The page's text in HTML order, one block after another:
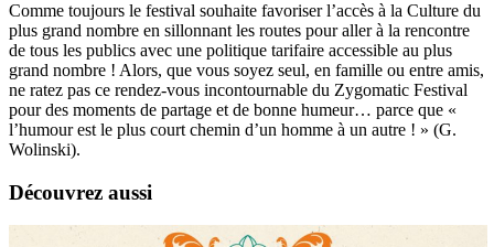
Comme toujours le festival souhaite favoriser l’accès à la Culture du
plus grand nombre en sillonnant les routes pour aller à la rencontre
de tous les publics avec une politique tarifaire accessible au plus
grand nombre ! Alors, que vous soyez seul, en famille ou entre amis,
ne ratez pas ce rendez-vous incontournable du Zygomatic Festival
pour des moments de partage et de bonne humeur… parce que «
l’humour est le plus court chemin d’un homme à un autre ! » (G.
Wolinski).
Découvrez aussi